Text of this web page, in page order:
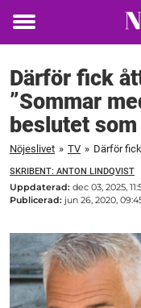
Toggle
Därför fick
”Sommar
beslutet
Nöjeslivet » TV »
SKRIBENT: ANTON LINDQVIST
Uppdaterad: dec 03, 2025,
Publicerad: jun 26, 2020,